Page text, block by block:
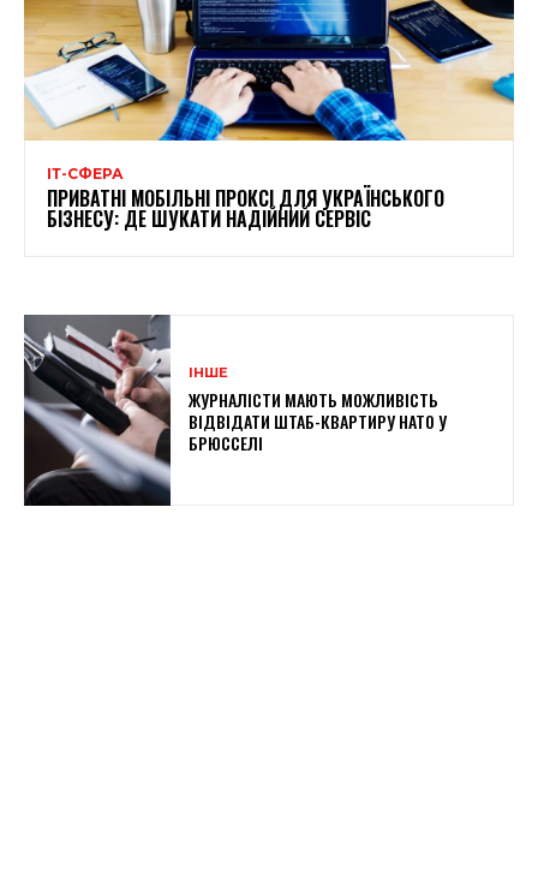
ІТ-СФЕРА
ПРИВАТНІ МОБІЛЬНІ ПРОКСІ ДЛЯ УКРАЇНСЬКОГО
БІЗНЕСУ: ДЕ ШУКАТИ НАДІЙНИЙ СЕРВІС
ІНШЕ
ЖУРНАЛІСТИ МАЮТЬ МОЖЛИВІСТЬ
ВІДВІДАТИ ШТАБ-КВАРТИРУ НАТО У
БРЮССЕЛІ